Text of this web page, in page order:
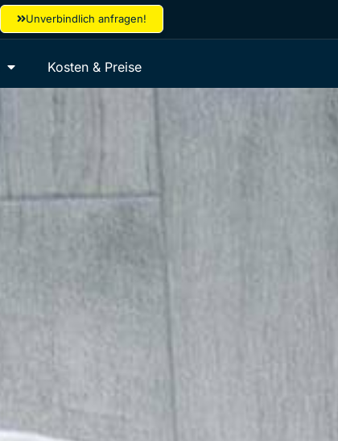
Unverbindlich anfragen!
Kosten & Preise